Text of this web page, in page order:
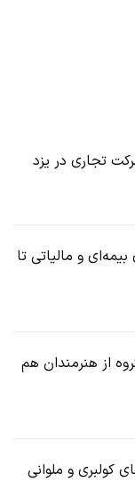
تجاری در یزد
و مالیاتی تا
از هنرمندان هم
کولبری و ملوانی